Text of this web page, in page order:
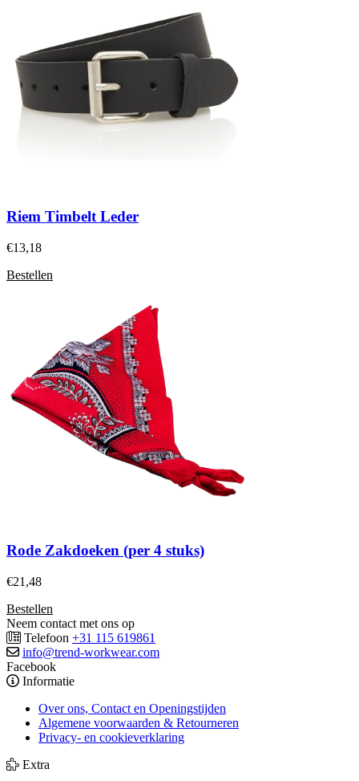
Riem Timbelt Leder
€13,18
Bestellen
Rode Zakdoeken (per 4 stuks)
€21,48
Bestellen
Neem contact met ons op
Telefoon +31 115 619861
info@trend-workwear.com
Facebook
Informatie
Over ons, Contact en Openingstijden
Algemene voorwaarden & Retourneren
Privacy- en cookieverklaring
Extra